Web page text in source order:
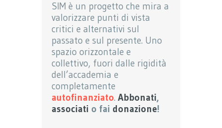
SIM è un progetto che mira a
valorizzare punti di vista
critici e alternativi sul
passato e sul presente. Uno
spazio orizzontale e
collettivo, fuori dalle rigidità
dell’accademia e
completamente
autofinanziato. Abbonati,
associati o fai donazione!